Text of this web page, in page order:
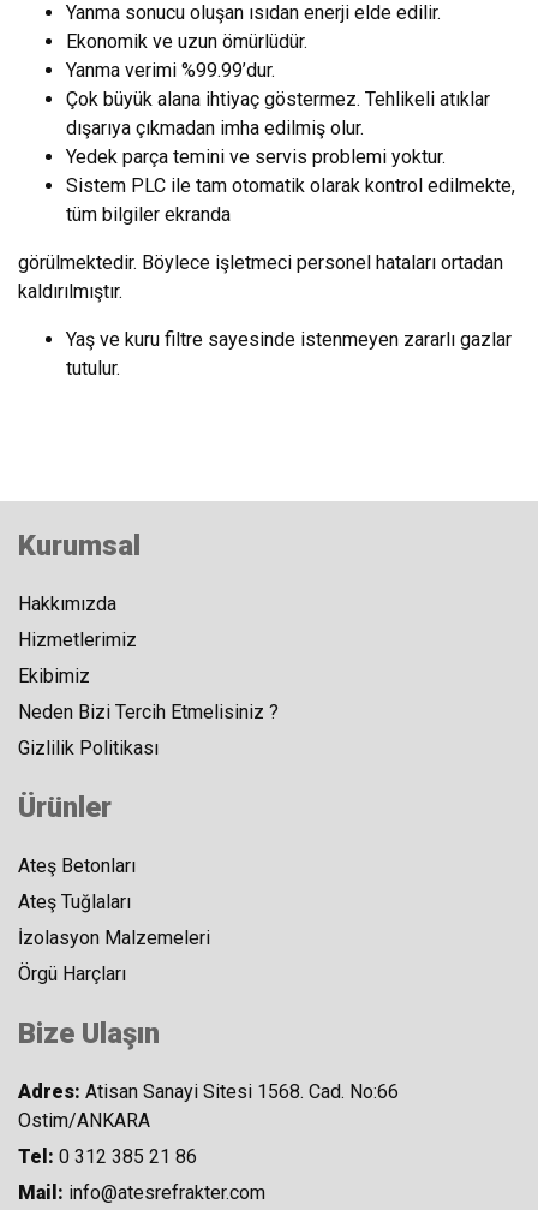
Yanma sonucu oluşan ısıdan enerji elde edilir.
Ekonomik ve uzun ömürlüdür.
Yanma verimi %99.99’dur.
Çok büyük alana ihtiyaç göstermez. Tehlikeli atıklar
dışarıya çıkmadan imha edilmiş olur.
Yedek parça temini ve servis problemi yoktur.
Sistem PLC ile tam otomatik olarak kontrol edilmekte,
tüm bilgiler ekranda
görülmektedir. Böylece işletmeci personel hataları ortadan
kaldırılmıştır.
Yaş ve kuru filtre sayesinde istenmeyen zararlı gazlar
tutulur.
Kurumsal
Hakkımızda
Hizmetlerimiz
Ekibimiz
Neden Bizi Tercih Etmelisiniz ?
Gizlilik Politikası
Ürünler
Ateş Betonları
Ateş Tuğlaları
İzolasyon Malzemeleri
Örgü Harçları
Bize Ulaşın
Adres: Atisan Sanayi Sitesi 1568. Cad. No:66
Ostim/ANKARA
Tel: 0 312 385 21 86
Mail: info@atesrefrakter.com